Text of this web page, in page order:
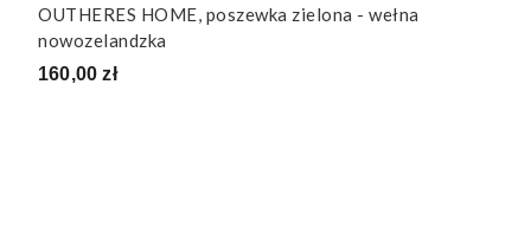
OUTHERES HOME, poszewka zielona - wełna
nowozelandzka
Cena
160,00 zł